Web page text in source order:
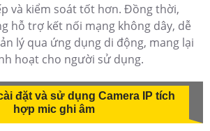
và kiểm soát tốt hơn. Đồng thời,
hỗ trợ kết nối mạng không dây, dễ
lý qua ứng dụng di động, mang lại
hoạt cho người sử dụng.
đặt và sử dụng Camera IP tích
hợp mic ghi âm